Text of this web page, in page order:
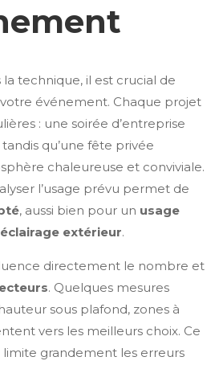
technique, il est crucial de
événement. Chaque projet
: une soirée d’entreprise
qu’une fête privée
chaleureuse et conviviale.
l’usage prévu permet de
, aussi bien pour un usage
éclairage extérieur.
directement le nombre et
. Quelques mesures
sous plafond, zones à
vers les meilleurs choix. Ce
grandement les erreurs